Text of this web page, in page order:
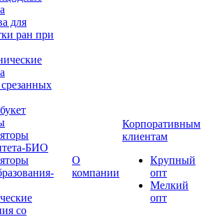
для
ран при
БИО
со
О
компании
Корпоративным
клиентам
Крупный
опт
Мелкий
опт